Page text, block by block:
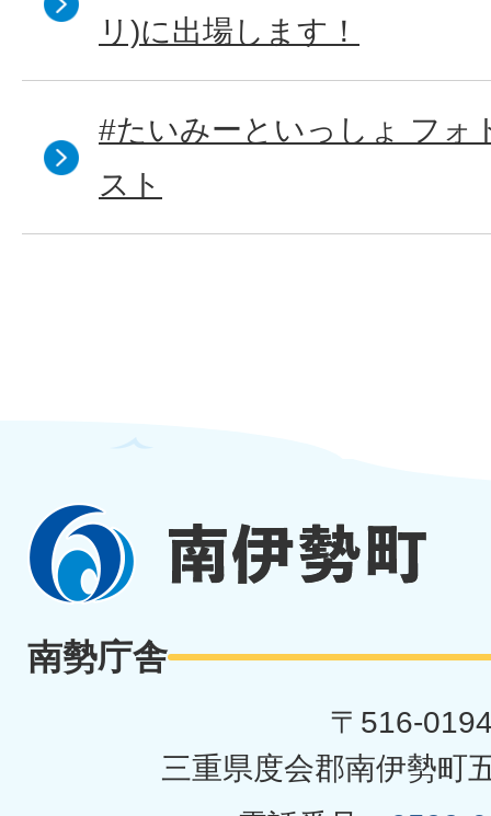
リ)に出場します！
#たいみーといっしょ フォ
スト
南勢庁舎
〒516-
三重県度会郡南伊勢町